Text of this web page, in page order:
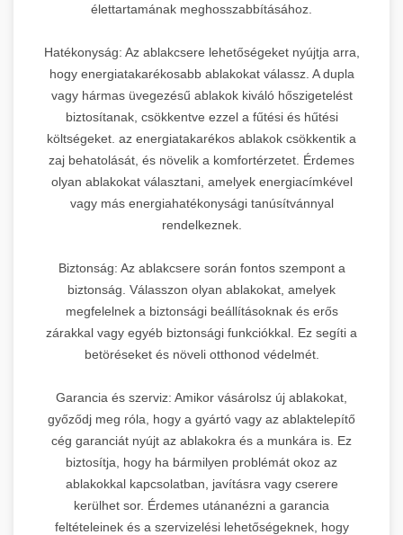
élettartamának meghosszabbításához.
Hatékonyság: Az ablakcsere lehetőségeket nyújtja arra,
hogy energiatakarékosabb ablakokat válassz. A dupla
vagy hármas üvegezésű ablakok kiváló hőszigetelést
biztosítanak, csökkentve ezzel a fűtési és hűtési
költségeket. az energiatakarékos ablakok csökkentik a
zaj behatolását, és növelik a komfortérzetet. Érdemes
olyan ablakokat választani, amelyek energiacímkével
vagy más energiahatékonysági tanúsítvánnyal
rendelkeznek.
Biztonság: Az ablakcsere során fontos szempont a
biztonság. Válasszon olyan ablakokat, amelyek
megfelelnek a biztonsági beállításoknak és erős
zárakkal vagy egyéb biztonsági funkciókkal. Ez segíti a
betöréseket és növeli otthonod védelmét.
Garancia és szerviz: Amikor vásárolsz új ablakokat,
győződj meg róla, hogy a gyártó vagy az ablaktelepítő
cég garanciát nyújt az ablakokra és a munkára is. Ez
biztosítja, hogy ha bármilyen problémát okoz az
ablakokkal kapcsolatban, javításra vagy cserere
kerülhet sor. Érdemes utánanézni a garancia
feltételeinek és a szervizelési lehetőségeknek, hogy